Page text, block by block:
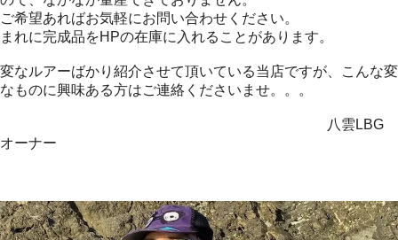
ご希望あればお気軽にお問い合わせください。
まれに完成品をHPの在庫に入れることがあります。
変なルアーばかり紹介させて頂いている当店ですが、こんな変
なものに興味ある方はご連絡くださいませ。。。
八雲LBG
オーナー